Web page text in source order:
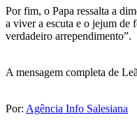
Por fim, o Papa ressalta a
a viver a escuta e o jejum de
verdadeiro arrependimento”.
A mensagem completa de
Por: Agência Info Salesiana